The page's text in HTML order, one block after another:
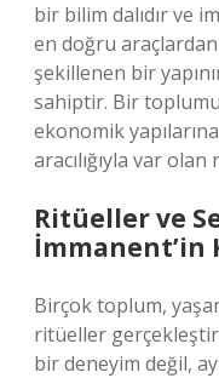
bir bilim dalıdır ve
en doğru
şekillenen bir
sahiptir. Bir
ekonomik
aracılığıyla var
Ritüeller ve
İmmanent’in
Birçok toplum,
ritüeller
bir deneyim değil,